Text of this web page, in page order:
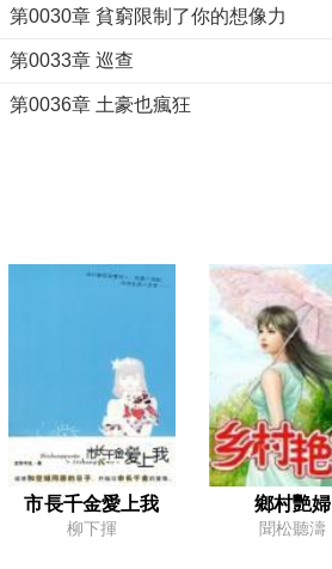
第0030章 貧窮限制了你的想像力
第0033章 巡查
第0036章 土豪也瘋狂
第0048章 不忘初心，真英雄
第0051章 認我做大哥，教你梳中分
第0054章 朱富貴的春天
第0057章 顏值就是正義
第0060章 窮鬼投胎，冇得救！
第0063章 招攬人才
第0066章 重賞之下必有勇夫
市長千金愛上我
柳下揮
鄉村艷婦
聞松聽濤